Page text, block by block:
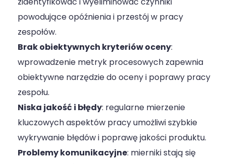
zidentyfikować i wyeliminować czynniki
powodujące opóźnienia i przestój w pracy
zespołów.
Brak obiektywnych kryteriów oceny:
wprowadzenie metryk procesowych zapewnia
obiektywne narzędzie do oceny i poprawy pracy
zespołu.
Niska jakość i błędy: regularne mierzenie
kluczowych aspektów pracy umożliwi szybkie
wykrywanie błędów i poprawę jakości produktu.
Problemy komunikacyjne: mierniki stają się